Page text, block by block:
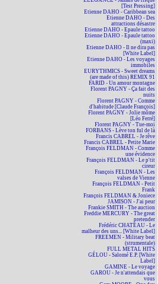
[Test Pressing]
Etienne DAHO - Caribbean sea
Etienne DAHO - Des
attractions désastre
Etienne DAHO - Epaule tattoo
Etienne DAHO - Epaule tattoo
(maxi)
Etienne DAHO - Il ne dira pas
[White Label]
Etienne DAHO - Les voyages
immobiles
EURYTHMICS - Sweet dreams
(are made of this) REMIX 91
FARID - Un amour montagne
Florent PAGNY - Ça fait des
nuits
Florent PAGNY - Comme
d'habitude [Claude François]
Florent PAGNY - Jolie môme
[Léo Ferré]
Florent PAGNY - Tue-moi
FORBANS - Lève ton ful de là
Francis CABREL - Je rêve
Francis CABREL - Petite Marie
François FELDMAN - Comme
une évidence
François FELDMAN - Le p'tit
cireur
François FELDMAN - Les
valses de Vienne
François FELDMAN - Petit
Frank
François FELDMAN & Joniece
JAMISON - J'ai peur
Frankie SMITH - The auction
Freddie MERCURY - The great
pretender
Frédéric CHATEAU - Le
malheur des uns... [White Label]
FREEMEN - Military beat
(strumentale)
FULL METAL HITS
GÉLOU - Salomé E.P. [White
Label]
GAMINE - Le voyage
GAROU - Je n'attendais que
vous